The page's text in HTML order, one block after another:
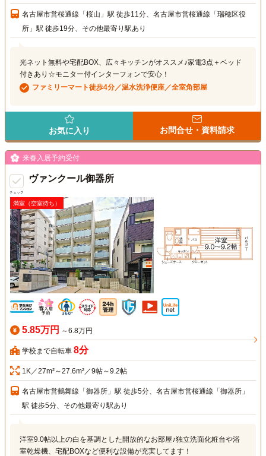
名古屋市営桜通線「桜山」駅 徒歩11分、名古屋市営桜通線「瑞穂区役
所」駅 徒歩19分、その他最寄り駅あり
光ネット無料や宅配BOX、広々キッチンがオススメ♪家電3点＋ベッド
付きあり☆モニター付インターフォンで安心！
ファミリーマート徒歩4分／温水洗浄便座／全室角部屋
お気に入り お問合せ・資料請求
チェック
来春入居予約受付
ヴァンクール御器所
満室（空室待ち）
5.85万円 ～6.8万円
学校まで自転車 8分
1K／27m²～27.6m²／9帖～9.2帖
名古屋市営鶴舞線「御器所」駅 徒歩5分、名古屋市営桜通線「御器所」
駅 徒歩5分、その他最寄り駅あり
洋室9.0帖以上の白を基調とした開放的なお部屋♪独立洗面化粧台や浴
室乾燥機、宅配BOXなど便利な設備が充実してます！